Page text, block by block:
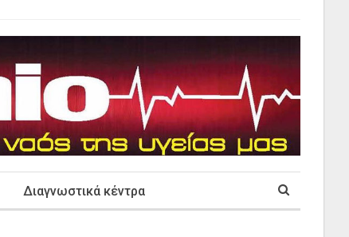
Διαγνωστικά κέντρα